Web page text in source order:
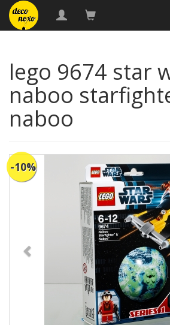
lego 9674 star
naboo
naboo
-10%